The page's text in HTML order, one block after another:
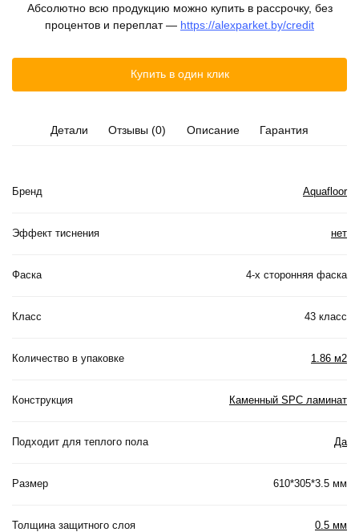
Абсолютно всю продукцию можно купить в рассрочку, без
процентов и переплат — https://alexparket.by/credit
Купить в один клик
Детали Отзывы (0) Описание Гарантия
Бренд Aquafloor
Эффект тиснения нет
Фаска 4-х сторонняя фаска
Класс 43 класс
Количество в упаковке 1.86 м2
Конструкция Каменный SPC ламинат
Подходит для теплого пола Да
Размер 610*305*3.5 мм
Толщина защитного слоя 0.5 мм